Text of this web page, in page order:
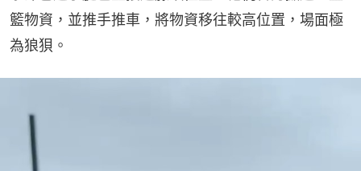
籃物資，並推手推車，將物資移往較高位置，場面極
為狼狽。